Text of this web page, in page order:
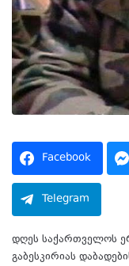
Facebook
Telegram
დღეს საქართველოს
გაბესკირიას